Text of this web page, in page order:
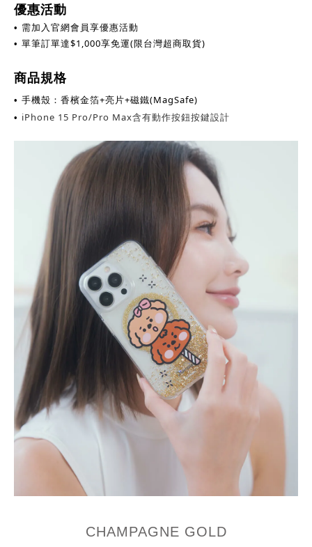
優惠活動
• 需加入官網會員享優惠活動
• 單筆訂單達$1,000享免運(限台灣超商取貨)
商品規格
• 手機殼：香檳金箔+亮片+磁鐵(MagSafe)
• iPhone 15 Pro/Pro Max含有動作按鈕按鍵設計
CHAMPAGNE GOLD